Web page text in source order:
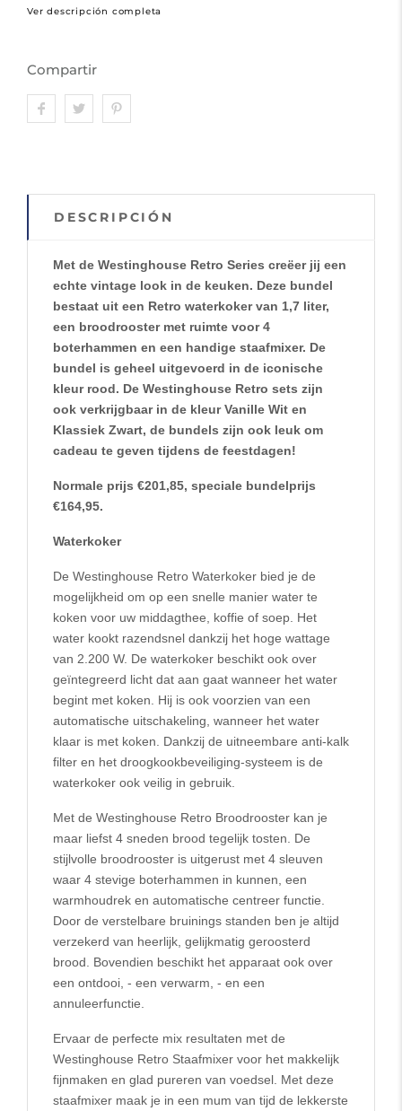
Ver descripción completa
Compartir
DESCRIPCIÓN
Met de Westinghouse Retro Series creëer jij een
echte vintage look in de keuken. Deze bundel
bestaat uit een Retro waterkoker van 1,7 liter,
een broodrooster met ruimte voor 4
boterhammen en een handige staafmixer. De
bundel is geheel uitgevoerd in de iconische
kleur rood. De Westinghouse Retro sets zijn
ook verkrijgbaar in de kleur Vanille Wit en
Klassiek Zwart, de bundels zijn ook leuk om
cadeau te geven tijdens de feestdagen!
Normale prijs €201,85, speciale bundelprijs
€164,95.
Waterkoker
De Westinghouse Retro Waterkoker bied je de
mogelijkheid om op een snelle manier water te
koken voor uw middagthee, koffie of soep. Het
water kookt razendsnel dankzij het hoge wattage
van 2.200 W. De waterkoker beschikt ook over
geïntegreerd licht dat aan gaat wanneer het water
begint met koken. Hij is ook voorzien van een
automatische uitschakeling, wanneer het water
klaar is met koken. Dankzij de uitneembare anti-kalk
filter en het droogkookbeveiliging-systeem is de
waterkoker ook veilig in gebruik.
Met de Westinghouse Retro Broodrooster kan je
maar liefst 4 sneden brood tegelijk tosten. De
stijlvolle broodrooster is uitgerust met 4 sleuven
waar 4 stevige boterhammen in kunnen, een
warmhoudrek en automatische centreer functie.
Door de verstelbare bruinings standen ben je altijd
verzekerd van heerlijk, gelijkmatig geroosterd
brood. Bovendien beschikt het apparaat ook over
een ontdooi, - een verwarm, - en een
annuleerfunctie.
Ervaar de perfecte mix resultaten met de
Westinghouse Retro Staafmixer voor het makkelijk
fijnmaken en glad pureren van voedsel. Met deze
staafmixer maak je in een mum van tijd de lekkerste